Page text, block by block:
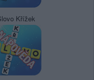
Křížek